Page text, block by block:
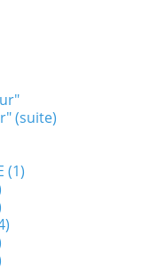
(suite)
(1)